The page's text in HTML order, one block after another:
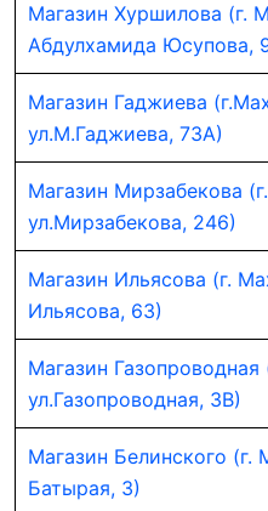
Магазин Хуршилова (г.
Абдулхамида Юсупова,
Магазин Гаджиева
ул.М.Гаджиева, 73А)
Магазин Мирзабекова
ул.Мирзабекова, 246)
Магазин Ильясова (г.
Ильясова, 63)
Магазин Газопроводная
ул.Газопроводная, 3В)
Магазин Белинского (г.
Батырая, 3)